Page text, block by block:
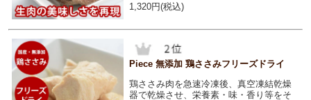
1,320円(税込)
Piece 無添加 鶏ささみフリーズドライ
鶏ささみ肉を急速冷凍後、真空凍結乾燥
器で乾燥させ、栄養素・味・香り等をそ